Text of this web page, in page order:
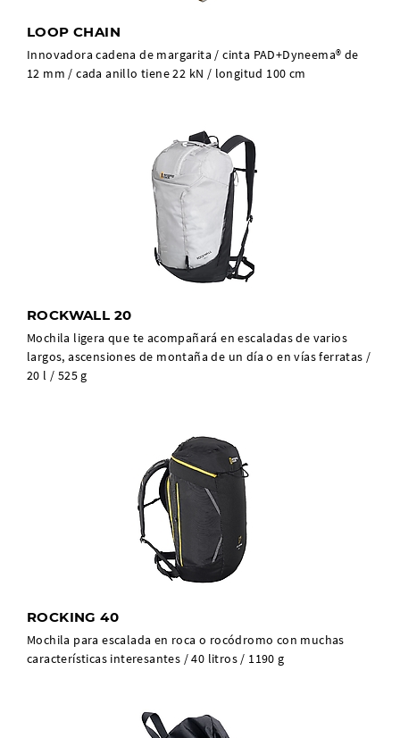
LOOP CHAIN
Innovadora cadena de margarita / cinta PAD+Dyneema® de
12 mm / cada anillo tiene 22 kN / longitud 100 cm
ROCKWALL 20
Mochila ligera que te acompañará en escaladas de varios
largos, ascensiones de montaña de un día o en vías ferratas /
20 l / 525 g
ROCKING 40
Mochila para escalada en roca o rocódromo con muchas
características interesantes / 40 litros / 1190 g